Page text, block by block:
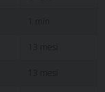
13 mesi